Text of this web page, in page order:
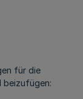
für die
beizufügen: